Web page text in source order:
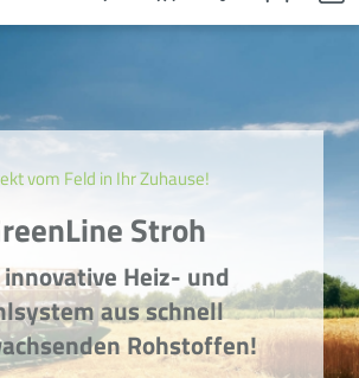
vom Feld in Ihr Zuhause!
Stroh
innovative Heiz- und
ausschnell
Rohstoffen!